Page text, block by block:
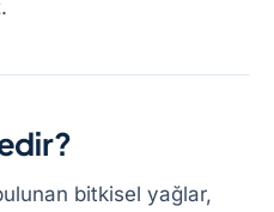
bitkisel yağlar,